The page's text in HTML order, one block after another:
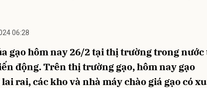
06:28
gạo hôm nay 26/2 tại thị trường trong nước
động. Trên thị trường gạo, hôm nay gạo
rai, các kho và nhà máy chào giá gạo có xu